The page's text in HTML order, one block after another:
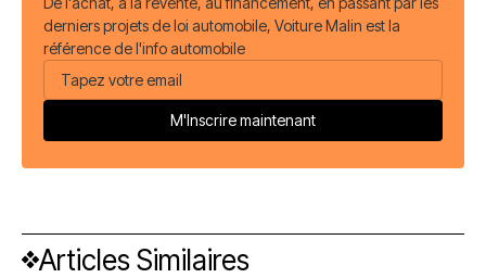
derniers projets de loi automobile, Voiture Malin est la
référence de l'info automobile
Articles Similaires